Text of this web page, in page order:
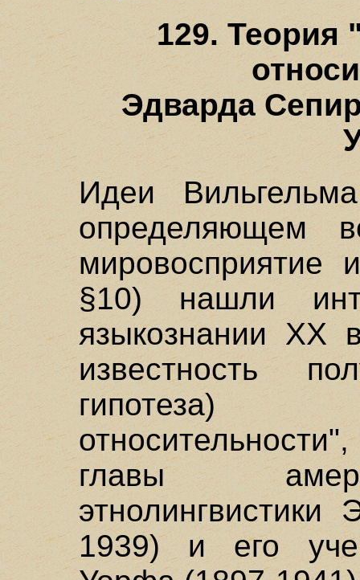
129. Теория
Эдварда
Идеи
определяющем
мировосприятие
§10) нашли
языкознании
известность
гипотеза)
главы
1939) и его